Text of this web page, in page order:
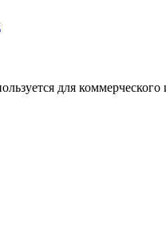
для коммерческого